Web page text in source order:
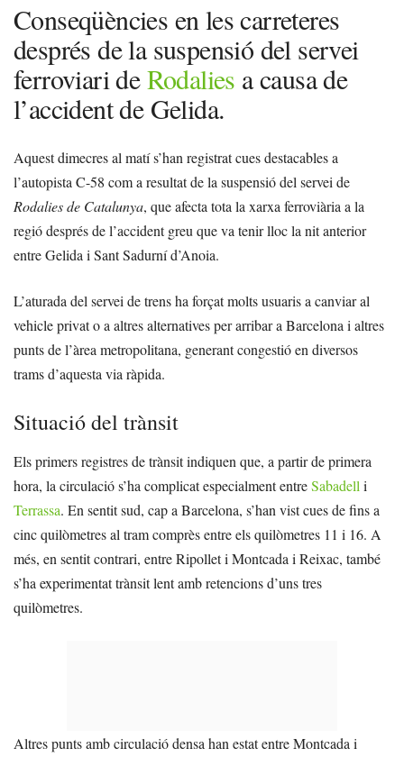
Conseqüències en les carreteres
després de la suspensió del servei
ferroviari deRodalies a causa de
l’accident de Gelida.
Aquest dimecres al matí s’han registrat cues destacables a
l’autopista C-58 com a resultat de la suspensió del servei de
Rodalies de Catalunya, que afecta tota la xarxa ferroviària a la
regió després de l’accident greu que va tenir lloc la nit anterior
entre Gelida i Sant Sadurní d’Anoia.
L’aturada del servei de trens ha forçat molts usuaris a canviar al
vehicle privat o a altres alternatives per arribar a Barcelona i altres
punts de l’àrea metropolitana, generant congestió en diversos
trams d’aquesta via ràpida.
Situació del trànsit
Els primers registres de trànsit indiquen que, a partir de primera
hora, la circulació s’ha complicat especialment entreSabadelli
Terrassa. En sentit sud, cap a Barcelona, s’han vist cues de fins a
cinc quilòmetres al tram comprès entre els quilòmetres 11 i 16. A
més, en sentit contrari, entre Ripollet i Montcada i Reixac, també
s’ha experimentat trànsit lent amb retencions d’uns tres
quilòmetres.
Altres punts amb circulació densa han estat entre Montcada i